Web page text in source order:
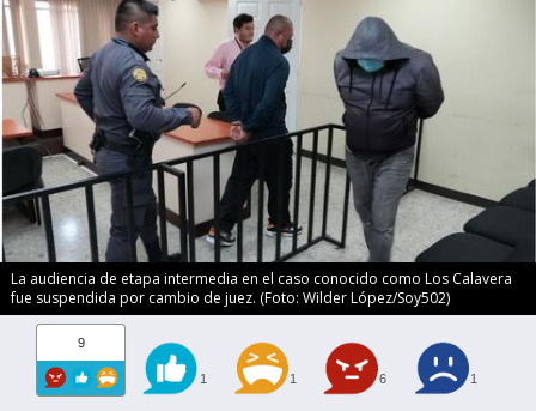
La audiencia de etapa intermedia en el caso conocido como Los Calavera
fue suspendida por cambio de juez. (Foto: Wilder López/Soy502)
9
1 1 6 1